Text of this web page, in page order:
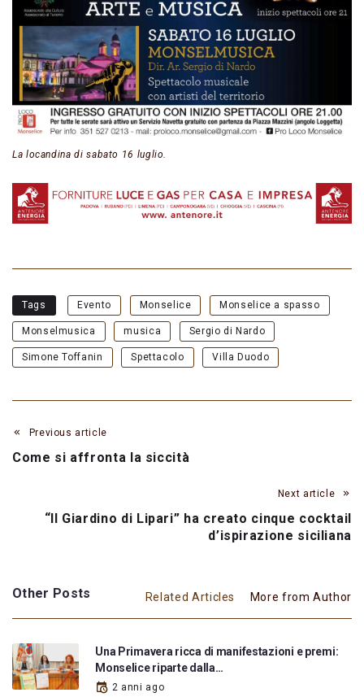
La locandina di sabato 16 luglio.
Tags Evento Monselice Monselice a spasso
Monselmusica musica Sergio di Nardo
Simone Toffanin Spettacolo Villa Duodo
Previous article
Come si affronta la siccità
Next article
“Il Giardino di Lipari” ha creato cinque cocktail
d’ispirazione siciliana
Other Posts Related Articles More from Author
Una Primavera ricca di manifestazioni e premi:
Monselice riparte dalla…
2 anni ago